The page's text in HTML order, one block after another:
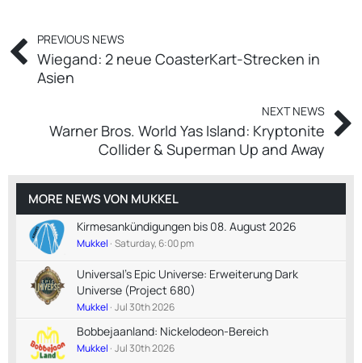
PREVIOUS NEWS
Wiegand: 2 neue CoasterKart-Strecken in
Asien
NEXT NEWS
Warner Bros. World Yas Island: Kryptonite
Collider & Superman Up and Away
MORE NEWS VON MUKKEL
Kirmesankündigungen bis 08. August 2026
Mukkel Saturday, 6:00 pm
Universal's Epic Universe: Erweiterung Dark
Universe (Project 680)
Mukkel Jul 30th 2026
Bobbejaanland: Nickelodeon-Bereich
Mukkel Jul 30th 2026